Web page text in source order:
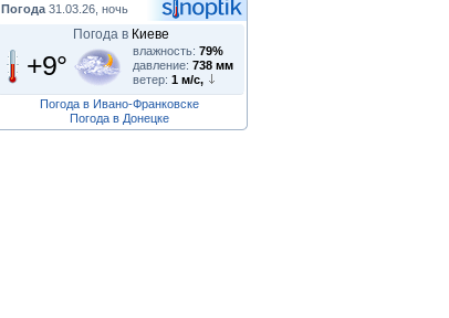
Погода 31.03.26, ночь
Погода в Киеве
+9° влажность: 79%
давление: 738 мм
ветер: 1 м/с,
Погода в Ивано-Франковске
Погода в Донецке